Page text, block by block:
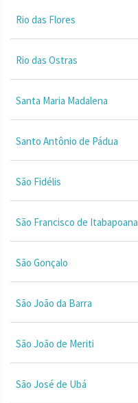
Rio das Flores
Rio das Ostras
Santa Maria Madalena
Santo Antônio de Pádua
São Fidélis
São Francisco de Itabapoana
São Gonçalo
São João da Barra
São João de Meriti
São José de Ubá